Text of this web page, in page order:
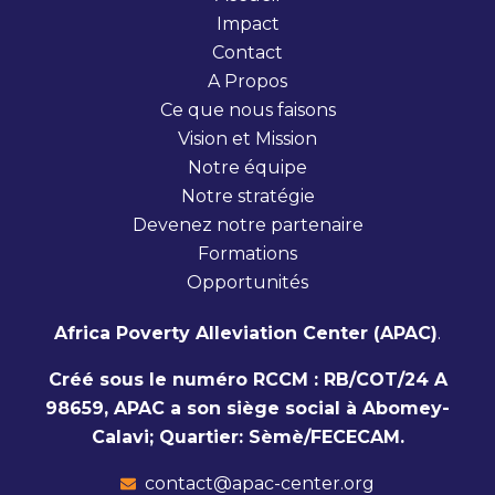
Impact
Contact
A Propos
Ce que nous faisons
Vision et Mission
Notre équipe
Notre stratégie
Devenez notre partenaire
Formations
Opportunités
Africa Poverty Alleviation Center (APAC).
Créé sous le numéro RCCM : RB/COT/24 A
98659, APAC a son siège social à Abomey-
Calavi; Quartier: Sèmè/FECECAM.
contact@apac-center.org